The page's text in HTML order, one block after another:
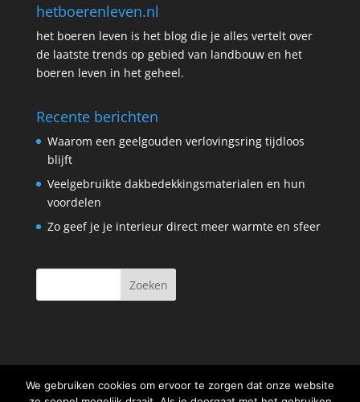
hetboerenleven.nl
het boeren leven is het blog die je alles vertelt over
de laatste trends op gebied van landbouw en het
boeren leven in het geheel.
Recente berichten
Waarom een geelgouden verlovingsring tijdloos
blijft
Veelgebruikte dakbedekkingsmaterialen en hun
voordelen
Zo geef je je interieur direct meer warmte en sfeer
We gebruiken cookies om ervoor te zorgen dat onze website